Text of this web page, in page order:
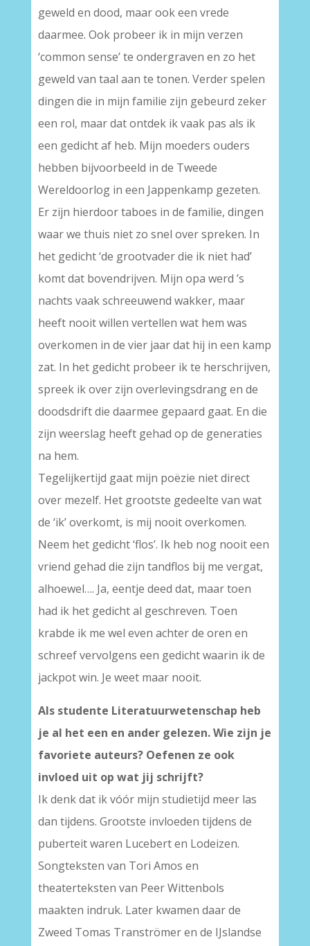
geweld en dood, maar ook een vrede
daarmee. Ook probeer ik in mijn verzen
‘common sense’ te ondergraven en zo het
geweld van taal aan te tonen. Verder spelen
dingen die in mijn familie zijn gebeurd zeker
een rol, maar dat ontdek ik vaak pas als ik
een gedicht af heb. Mijn moeders ouders
hebben bijvoorbeeld in de Tweede
Wereldoorlog in een Jappenkamp gezeten.
Er zijn hierdoor taboes in de familie, dingen
waar we thuis niet zo snel over spreken. In
het gedicht ‘de grootvader die ik niet had’
komt dat bovendrijven. Mijn opa werd ’s
nachts vaak schreeuwend wakker, maar
heeft nooit willen vertellen wat hem was
overkomen in de vier jaar dat hij in een kamp
zat. In het gedicht probeer ik te herschrijven,
spreek ik over zijn overlevingsdrang en de
doodsdrift die daarmee gepaard gaat. En die
zijn weerslag heeft gehad op de generaties
na hem.
Tegelijkertijd gaat mijn poëzie niet direct
over mezelf. Het grootste gedeelte van wat
de ‘ik’ overkomt, is mij nooit overkomen.
Neem het gedicht ‘flos’. Ik heb nog nooit een
vriend gehad die zijn tandflos bij me vergat,
alhoewel…. Ja, eentje deed dat, maar toen
had ik het gedicht al geschreven. Toen
krabde ik me wel even achter de oren en
schreef vervolgens een gedicht waarin ik de
jackpot win. Je weet maar nooit.
Als studente Literatuurwetenschap heb
je al het een en ander gelezen. Wie zijn je
favoriete auteurs? Oefenen ze ook
invloed uit op wat jij schrijft?
Ik denk dat ik vóór mijn studietijd meer las
dan tijdens. Grootste invloeden tijdens de
puberteit waren Lucebert en Lodeizen.
Songteksten van Tori Amos en
theaterteksten van Peer Wittenbols
maakten indruk. Later kwamen daar de
Zweed Tomas Tranströmer en de IJslandse